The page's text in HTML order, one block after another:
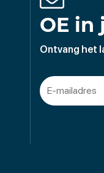
OE in
Ontvang het